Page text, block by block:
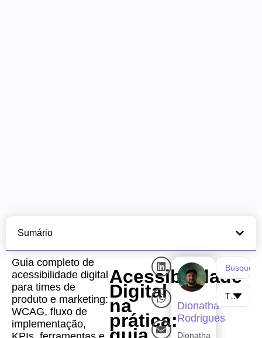
Guia completo de
acessibilidade digital
para times de
produto e marketing:
WCAG, fluxo de
implementação,
Acessibilidade
Digital
na
prática:
Dionatha
Rodrigues
Dionatha
Sumário